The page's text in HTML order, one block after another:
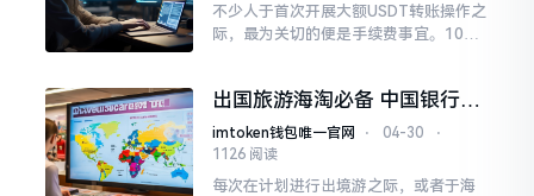
不少人于首次开展大额USDT转账操作之
际，最为关切的便是手续费事宜。1000
多耗费几十甚至上百美元。
出国旅游海淘必备 中国银行全
币种信用卡真有那么神吗
imtoken钱包唯一官网 ⋅ 04-30
⋅
1126 阅读
每次在计划进行出境游之际，或者于海